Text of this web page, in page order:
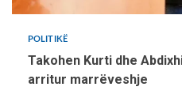
POLITIKË
Takohen Kurti dhe
arritur marrëveshje